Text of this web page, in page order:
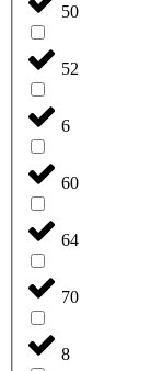
50
52
6
60
64
70
8